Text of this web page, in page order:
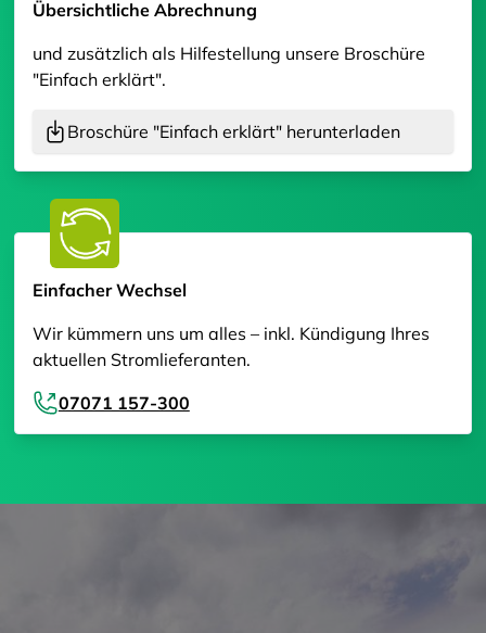
Übersichtliche Abrechnung
und zusätzlich als Hilfestellung unsere Broschüre
"Einfach erklärt".
Broschüre "Einfach erklärt" herunterladen
Einfacher Wechsel
Wir kümmern uns um alles – inkl. Kündigung Ihres
aktuellen Stromlieferanten.
07071 157-300